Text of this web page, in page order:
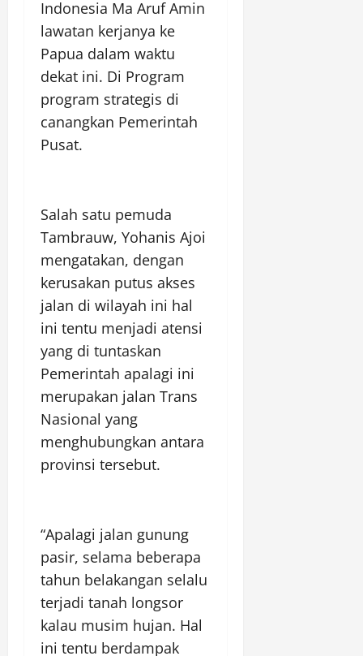
Indonesia Ma Aruf Amin
lawatan kerjanya ke
Papua dalam waktu
dekat ini. Di Program
program strategis di
canangkan Pemerintah
Pusat.
Salah satu pemuda
Tambrauw, Yohanis Ajoi
mengatakan, dengan
kerusakan putus akses
jalan di wilayah ini hal
ini tentu menjadi atensi
yang di tuntaskan
Pemerintah apalagi ini
merupakan jalan Trans
Nasional yang
menghubungkan antara
provinsi tersebut.
“Apalagi jalan gunung
pasir, selama beberapa
tahun belakangan selalu
terjadi tanah longsor
kalau musim hujan. Hal
ini tentu berdampak